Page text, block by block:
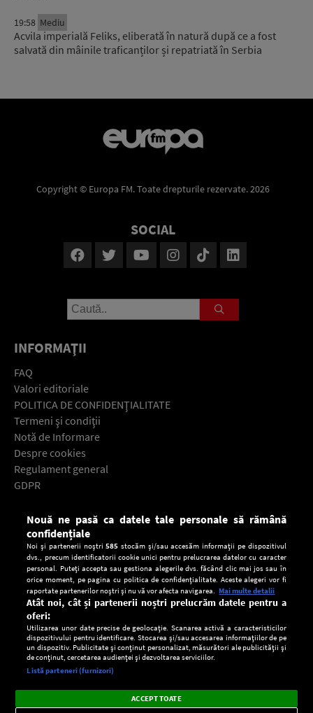
19:58 Mediu
Acvila imperială Feliks, eliberată în natură după ce a fost
salvată din mâinile traficanților și repatriată în Serbia
Copyright © Europa FM. Toate drepturile rezervate. 2026
SOCIAL
INFORMAŢII
FAQ
Valori editoriale
POLITICA DE CONFIDENŢIALITATE
Termeni şi condiţii
Notă de Informare
Despre cookies
Regulament general
GDPR
Descarcă gratuit aplicaţia Europa FM pentru smartphone:
Setări:
Dark
Mode
Radio live, podcasturi, știri și alerte
importante.
×
Nouă ne pasă ca datele tale personale să rămână
confidențiale
Noi și partenerii noștri585 stocăm și/sau accesăm informații pe dispozitivul
dvs., precum identificatorii cookie unici pentru prelucrarea datelor cu caracter
personal. Puteți accepta sau gestiona alegerile dvs. făcând clic mai jos sau în
orice moment, pe pagina cu politica de confidențialitate. Aceste alegeri vor fi
raportate partenerilor noștri și nu vă vor afecta navigarea. Mai multe detalii
Atât noi, cât și partenerii noștri prelucrăm datele pentru a
oferi:
Utilizarea unor date precise de geolocație. Scanarea activă a caracteristicilor
dispozitivului pentru identificare. Stocarea și/sau accesarea informațiilor de pe
un dispozitiv. Publicitate și conținut personalizat, măsurători ale publicității și
de conținut, cercetarea audienței și dezvoltarea serviciilor.
Listă parteneri (furnizori)
ACCEPT TOATE